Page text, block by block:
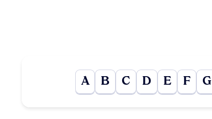
A B C D E F G